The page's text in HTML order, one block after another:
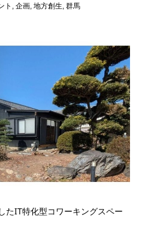
ト , 企画, 地方創生, 群馬
たIT特化型コワーキングスペー